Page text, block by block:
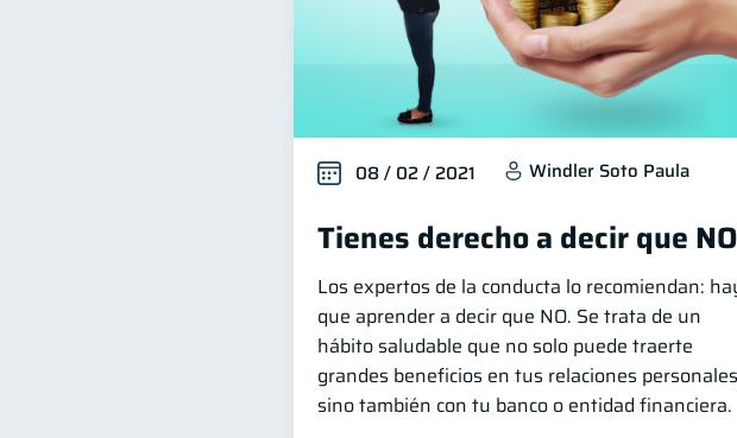
08 / 02 / 2021 Windler Soto Paula
Tienes derecho a decir que NO
Los expertos de la conducta lo recomiendan:
que aprender a decir que NO. Se trata de un
hábito saludable que no solo puede traerte
grandes beneficios en tus relaciones
sino también con tu banco o entidad financiera.